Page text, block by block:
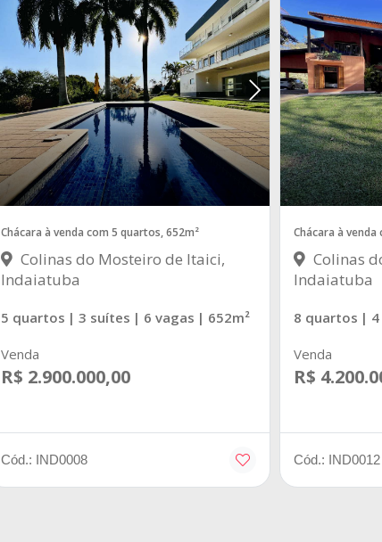
Chácara à venda com 5 quartos, 652m²
Colinas do Mosteiro de Itaici,
Indaiatuba
5 quartos | 3 suítes | 6 vagas | 652m²
Venda
R$ 2.900.000,00
Cód.: IND0008
Chácara à
Colinas
Indaiatuba
8 quartos |
Venda
R$
Cód.: IND0012